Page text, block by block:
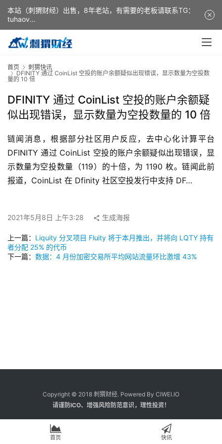
首页
刺猬快讯
DFINITY 通过 CoinList 空投的账户余额疑似出现错误，显示数量为空投数
量的 10 倍
DFINITY 通过 CoinList 空投的账户余额疑
似出现错误，显示数量为空投数量的 10 倍
链闻消息，根据部分社区用户反应，去中心化计算平台
DFINITY 通过 CoinList 空投的账户余额疑似出现错误，显
示数量为空投数量（119）的十倍，为 1190 枚。链闻此前
报道，CoinList 在 Dfinity 社区空投发行中支持 DF…
2021年5月8日 上午3:28 生成海报
上一篇： Liquity 分叉项目 Fluity 将于本月推出，并将向 LQTY 持有
者分配 25% 的代币
下一篇： 数据：4 月份加密交易所平均网站流量环比激增 43%
Copyright © 2018 刺猬财经. Powered By CIWEI.IO
请谨防ICO、增强风险防范意识，理性投资！
首页 快讯
本站（刺猬财经）出售，8年老站，有需要的老板请联系TG：
tuhaov
This website (ciweicaijing) is for sale. It is a 8-year-old
website. If you need it, please contact TG: tuhaov